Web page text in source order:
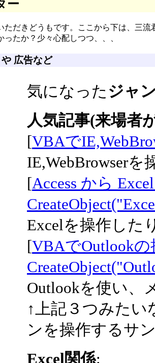
ー
ただきどうもです。ここから下は、三
ったか？少々心配しつつ、、、
広告など
気になった ジャ
人気記事(来場者
[VBAで
IE,WebBrowser
[Access から
Excelを操作した
[VBAでOutlookの
Outlookを使い、
↑上記３つみたい
ンを操作するサ
Excel関係: